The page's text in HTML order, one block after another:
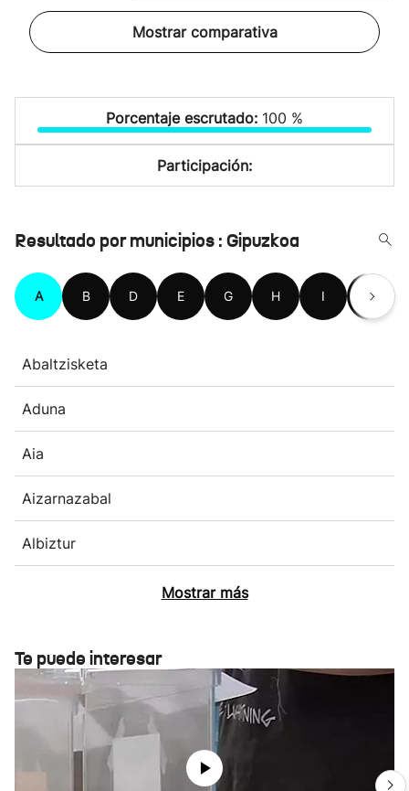
Mostrar comparativa
Porcentaje escrutado: 100 %
Participación:
Resultado por municipios : Gipuzkoa
A B D E G H I L
Abaltzisketa
Aduna
Aia
Aizarnazabal
Albiztur
Mostrar más
Te puede interesar